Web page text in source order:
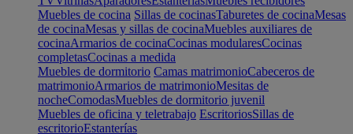
Muebles de cocina Sillas de cocinasTaburetes de cocinaMesas
de cocinaMesas y sillas de cocinaMuebles auxiliares de
cocinaArmarios de cocinaCocinas modularesCocinas
completasCocinas a medida
Muebles de dormitorio Camas matrimonioCabeceros de
matrimonioArmarios de matrimonioMesitas de
nocheComodasMuebles de dormitorio juvenil
Muebles de oficina y teletrabajo EscritoriosSillas de
escritorioEstanterías